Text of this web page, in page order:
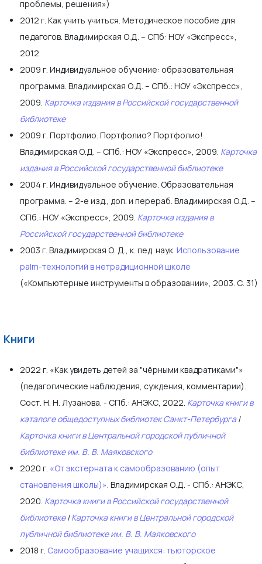
проблемы, решения»)
2012 г. Как учить учиться. Методическое пособие для
педагогов. Владимирская О.Д. – СПб: НОУ «Экспресс»,
2012.
2009 г. Индивидуальное обучение: образовательная
программа. Владимирская О.Д. – СПб.: НОУ «Экспресс»,
2009. Карточка издания в Российской государственной
библиотеке
2009 г. Портфолио. Портфолио? Портфолио!
Владимирская О.Д. – СПб.: НОУ «Экспресс», 2009. Карточка
издания в Российской государственной библиотеке
2004 г. Индивидуальное обучение. Образовательная
программа. – 2-е изд., доп. и перераб. Владимирская О.Д. –
СПб.: НОУ «Экспресс», 2009. Карточка издания в
Российской государственной библиотеке
2003 г. Владимирская О. Д., к. пед. наук. Использование
palm-технологий в нетрадиционной школе
(«Компьютерные инструменты в образовании», 2003. С. 31)
Книги
2022 г. «Как увидеть детей за "чёрными квадратиками"»
(педагогические наблюдения, суждения, комментарии).
Сост. Н. Н. Лузанова. - СПб.: АНЭКС, 2022. Карточка книги в
каталоге общедоступных библиотек Санкт-Петербурга|
Карточка книги в Центральной городской публичной
библиотеке им. В. В. Маяковского
2020 г. «От экстерната к самообразованию (опыт
становления школы)». Владимирская О.Д. - СПб.: АНЭКС,
2020. Карточка книги в Российской государственной
библиотеке|Карточка книги в Центральной городской
публичной библиотеке им. В. В. Маяковского
2018 г. Самообразование учащихся: тьюторское